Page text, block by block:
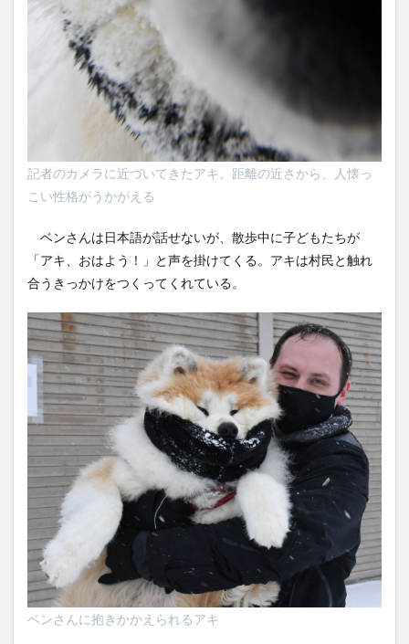
記者のカメラに近づいてきたアキ。距離の近さから、人懐っ
こい性格がうかがえる
ベンさんは日本語が話せないが、散歩中に子どもたちが
「アキ、おはよう！」と声を掛けてくる。アキは村民と触れ
合うきっかけをつくってくれている。
ベンさんに抱きかかえられるアキ